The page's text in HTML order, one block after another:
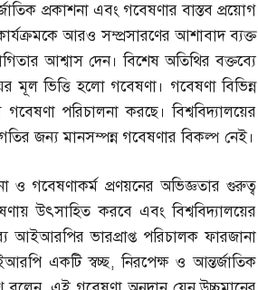
প্রকাশনা এবং গবেষণার বাস্তব প্রয়োগ
আরও সম্প্রসারণের আশাবাদ ব্যক্ত
আশ্বাস দেন। বিশেষ অতিথির বক্তব্যে
মূল ভিত্তি হলো গবেষণা। গবেষণা বিভিন্ন
গবেষণা পরিচালনা করছে। বিশ্ববিদ্যালয়ের
জন্য মানসম্পন্ন গবেষণার বিকল্প নেই।
ও গবেষণাকর্ম প্রণয়নের অভিজ্ঞতার গুরুত্ব
উৎসাহিত করবে এবং বিশ্ববিদ্যালয়ের
আইআরপির ভারপ্রাপ্ত পরিচালক ফারজানা
একটি স্বচ্ছ,নিরপেক্ষ ও আন্তর্জাতিক